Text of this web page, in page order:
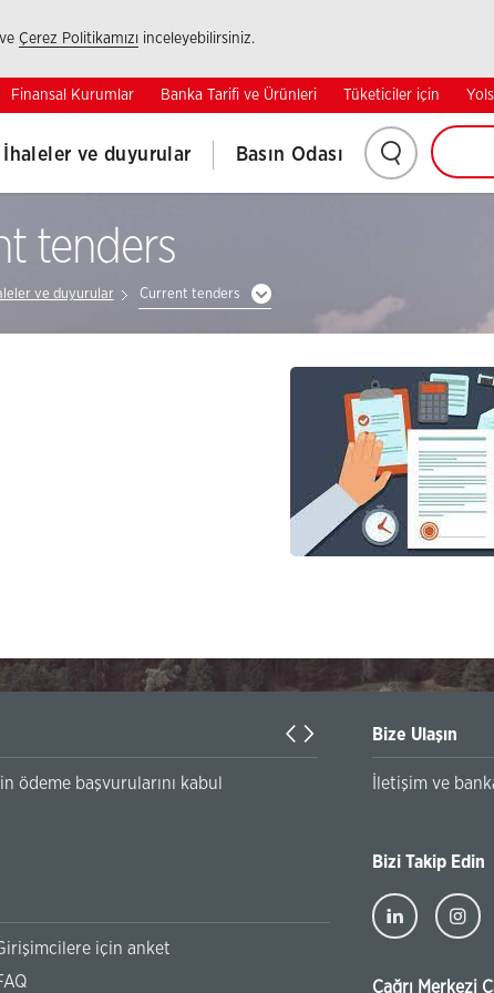
ve Çerez Politikamızı inceleyebilirsiniz.
Finansal Kurumlar Banka Tarifi ve Ürünleri Tüketiciler için
İhaleler ve duyurular Basın Odası
Arama
yapmak
tıklayınız.
tenders
ve duyurular Current tenders
ödeme başvurularını kabul
Turkiyaning Anadolu
için anket
Bize Ulaşın
İletişim ve
Bizi Takip Edin
Çağrı Merkezi